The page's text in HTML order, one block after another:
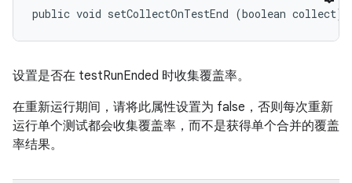
public void setCollectOnTestEnd (boolean collect)
设置是否在 testRunEnded 时收集覆盖率。
在重新运行期间，请将此属性设置为 false，否则每次重新
运行单个测试都会收集覆盖率，而不是获得单个合并的覆盖
率结果。